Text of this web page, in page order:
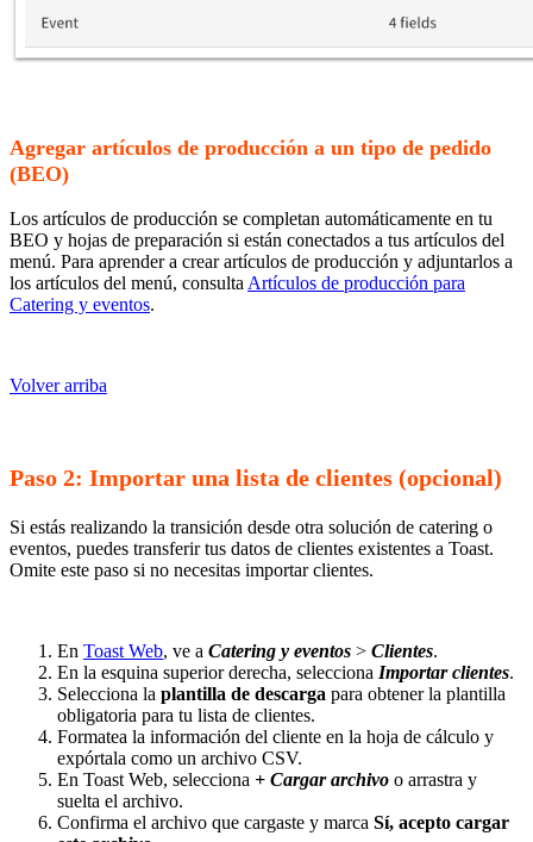
Agregar artículos de producción a un tipo de pedido
(BEO)
Los artículos de producción se completan automáticamente en tu
BEO y hojas de preparación si están conectados a tus artículos del
menú. Para aprender a crear artículos de producción y adjuntarlos a
los artículos del menú, consulta Artículos de producción para
Catering y eventos.
Volver arriba
Paso 2: Importar una lista de clientes (opcional)
Si estás realizando la transición desde otra solución de catering o
eventos, puedes transferir tus datos de clientes existentes a Toast.
Omite este paso si no necesitas importar clientes.
En Toast Web, ve a Catering y eventos > Clientes.
En la esquina superior derecha, selecciona Importar clientes.
Selecciona la plantilla de descarga para obtener la plantilla
obligatoria para tu lista de clientes.
Formatea la información del cliente en la hoja de cálculo y
expórtala como un archivo CSV.
En Toast Web, selecciona + Cargar archivo o arrastra y
suelta el archivo.
Confirma el archivo que cargaste y marca Sí, acepto cargar